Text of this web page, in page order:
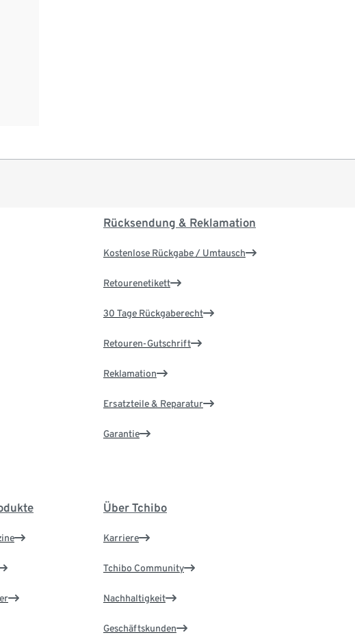
Rücksendung & Reklamation
Kostenlose Rückgabe / Umtausch
Retourenetikett
30 Tage Rückgaberecht
Retouren-Gutschrift
Reklamation
Ersatzteile & Reparatur
Garantie
Über Tchibo
Karriere
Tchibo Community
Nachhaltigkeit
Geschäftskunden